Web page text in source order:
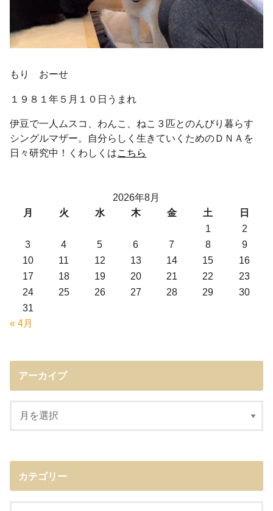
もり おーせ
１９８１年５月１０日うまれ
伊豆で一人ムスコ、わんこ、ねこ３匹とのんびり暮らす
シングルマザー。自分らしく生きていくためのＤＮＡを
日々研究中！くわしくはこちら
2026年8月
月
火 水 木 金 土
日
1
2
3
4 5 6 7 8
9
10
11 12 13 14 15
16
17
18 19 20 21 22
23
24
25 26 27 28 29
30
31
« 4月
アーカイブ
カテゴリー